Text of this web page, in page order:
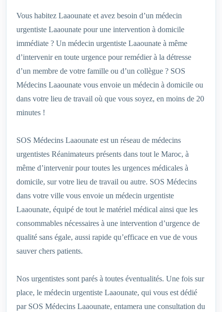
Vous habitez Laaounate et avez besoin d’un médecin
urgentiste Laaounate pour une intervention à domicile
immédiate ? Un médecin urgentiste Laaounate à même
d’intervenir en toute urgence pour remédier à la détresse
d’un membre de votre famille ou d’un collègue ? SOS
Médecins Laaounate vous envoie un médecin à domicile ou
dans votre lieu de travail où que vous soyez, en moins de 20
minutes !
SOS Médecins Laaounate est un réseau de médecins
urgentistes Réanimateurs présents dans tout le Maroc, à
même d’intervenir pour toutes les urgences médicales à
domicile, sur votre lieu de travail ou autre. SOS Médecins
dans votre ville vous envoie un médecin urgentiste
Laaounate, équipé de tout le matériel médical ainsi que les
consommables nécessaires à une intervention d’urgence de
qualité sans égale, aussi rapide qu’efficace en vue de vous
sauver chers patients.
Nos urgentistes sont parés à toutes éventualités. Une fois sur
place, le médecin urgentiste Laaounate, qui vous est dédié
par SOS Médecins Laaounate, entamera une consultation du